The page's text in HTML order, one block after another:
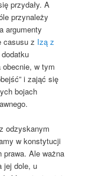
przydały. A
przynależy
argumenty
casusu z Izą z
obecnie, w tym
i zająć się
bojach
odzyskanym
w konstytucji
prawa. Ale ważna
jej dole, u